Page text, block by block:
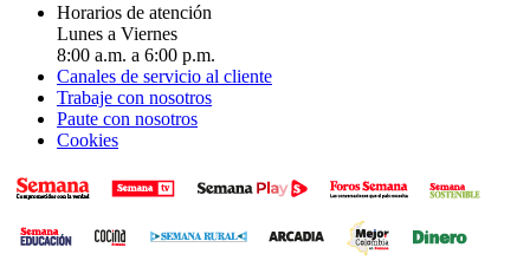
Horarios de atención
Lunes a Viernes
8:00 a.m. a 6:00 p.m.
Canales de servicio al cliente
Trabaje con nosotros
Paute con nosotros
Cookies